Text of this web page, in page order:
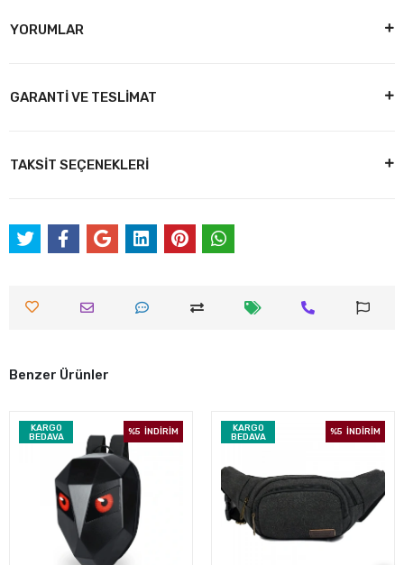
YORUMLAR
GARANTİ VE TESLİMAT
TAKSİT SEÇENEKLERİ
Benzer Ürünler
KARGO
BEDAVA
%5 İNDİRİM
KARGO
BEDAVA
%5 İNDİRİM